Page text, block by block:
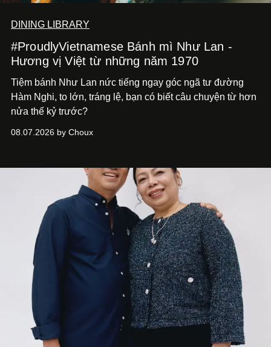
DINING LIBRARY
#ProudlyVietnamese Bánh mì Như Lan -
Hương vị Việt từ những năm 1970
Tiệm bánh Như Lan nức tiếng ngay góc ngã tư đường
Hàm Nghi, to lớn, tráng lệ, bạn có biết câu chuyện từ hơn
nửa thế kỷ trước?
08.07.2026 by Choux